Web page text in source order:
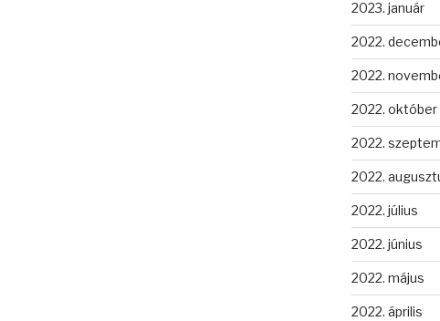
2023. január
2022.
2022.
2022. október
2022.
2022.
2022. július
2022. június
2022. május
2022. április